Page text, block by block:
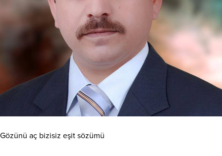
Gözünü aç bizisiz eşit sözümü